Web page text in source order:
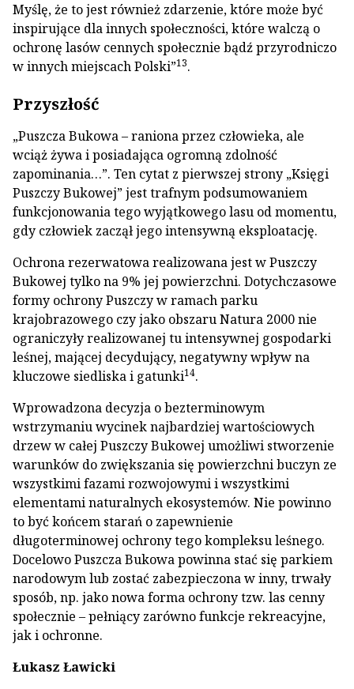
Myślę, że to jest również zdarzenie, które może być
inspirujące dla innych społeczności, które walczą o
ochronę lasów cennych społecznie bądź przyrodniczo
w innych miejscach Polski”13.
Przyszłość
„Puszcza Bukowa – raniona przez człowieka, ale
wciąż żywa i posiadająca ogromną zdolność
zapominania…”. Ten cytat z pierwszej strony „Księgi
Puszczy Bukowej” jest trafnym podsumowaniem
funkcjonowania tego wyjątkowego lasu od momentu,
gdy człowiek zaczął jego intensywną eksploatację.
Ochrona rezerwatowa realizowana jest w Puszczy
Bukowej tylko na 9% jej powierzchni. Dotychczasowe
formy ochrony Puszczy w ramach parku
krajobrazowego czy jako obszaru Natura 2000 nie
ograniczyły realizowanej tu intensywnej gospodarki
leśnej, mającej decydujący, negatywny wpływ na
kluczowe siedliska i gatunki14.
Wprowadzona decyzja o bezterminowym
wstrzymaniu wycinek najbardziej wartościowych
drzew w całej Puszczy Bukowej umożliwi stworzenie
warunków do zwiększania się powierzchni buczyn ze
wszystkimi fazami rozwojowymi i wszystkimi
elementami naturalnych ekosystemów. Nie powinno
to być końcem starań o zapewnienie
długoterminowej ochrony tego kompleksu leśnego.
Docelowo Puszcza Bukowa powinna stać się parkiem
narodowym lub zostać zabezpieczona w inny, trwały
sposób, np. jako nowa forma ochrony tzw. las cenny
społecznie – pełniący zarówno funkcje rekreacyjne,
jak i ochronne.
Łukasz Ławicki